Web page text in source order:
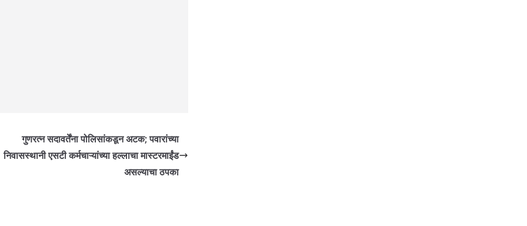
गुणरत्न सदावर्तेंना पोलिसांकडून अटक; पवारांच्या
निवासस्थानी एसटी कर्मचाऱ्यांच्या हल्लाचा मास्टरमाईंड
असल्याचा ठपका